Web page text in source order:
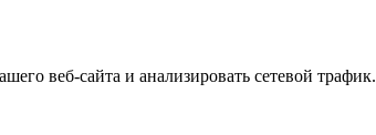
веб-сайта и анализировать сетевой трафик.